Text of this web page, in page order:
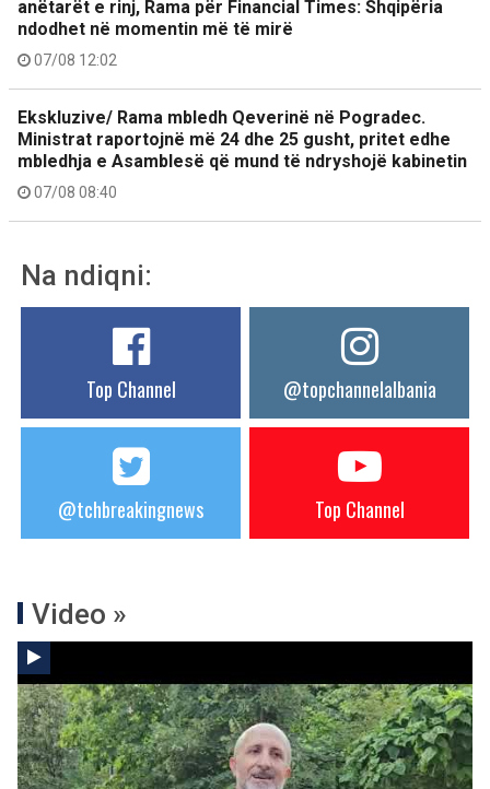
anëtarët e rinj, Rama për Financial Times: Shqipëria
ndodhet në momentin më të mirë
07/08 12:02
Ekskluzive/ Rama mbledh Qeverinë në Pogradec.
Ministrat raportojnë më 24 dhe 25 gusht, pritet edhe
mbledhja e Asamblesë që mund të ndryshojë kabinetin
07/08 08:40
Na ndiqni:
Top Channel @topchannelalbania
@tchbreakingnews Top Channel
Video »